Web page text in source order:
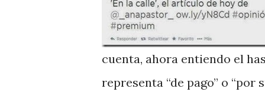
cuenta, ahora entiendo el
representa “de pago” o “por